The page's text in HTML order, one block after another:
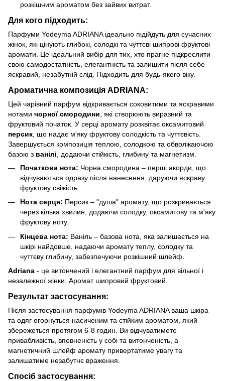
розкішним ароматом без зайвих витрат.
Для кого підходить:
Парфуми Yodeyma ADRIANA ідеально підійдуть для сучасних
жінок, які цінують глибокі, солодкі та чуттєві шипрові фруктові
аромати. Це ідеальний вибір для тих, хто прагне підкреслити
свою самодостатність, елегантність та залишити після себе
яскравий, незабутній слід. Підходить для будь-якого віку.
Ароматична композиція ADRIANA:
Цей чарівний парфум відкривається соковитими та яскравими
нотами чорної смородини , які створюють виразний та
фруктовий початок. У серці аромату розквітає оксамитовий
персик , що надає м'яку фруктову солодкість та чуттєвість.
Завершується композиція теплою, солодкою та обволікаючою
базою з ванілі , додаючи стійкість, глибину та магнетизм.
Початкова нота: Чорна смородина – перші акорди, що
відчуваються одразу після нанесення, даруючи яскраву
фруктову свіжість.
Нота серця: Персик – "душа" аромату, що розкривається
через кілька хвилин, додаючи солодку, оксамитову та м'яку
фруктову ноту.
Кінцева нота: Ваніль – базова нота, яка залишається на
шкірі найдовше, надаючи аромату теплу, солодку та
чуттєву глибину, забезпечуючи розкішний шлейф.
Adriana - це витончений і елегантний парфум для вільної і
незалежної жінки. Аромат шипровий фруктовий.
Результат застосування:
Після застосування парфумів Yodeyma ADRIANA ваша шкіра
та одяг огорнуться насиченим та стійким ароматом, який
збережеться протягом 6-8 годин. Ви відчуватимете
привабливість, впевненість у собі та витонченість, а
магнетичний шлейф аромату привертатиме увагу та
залишатиме незабутнє враження.
Спосіб застосування: